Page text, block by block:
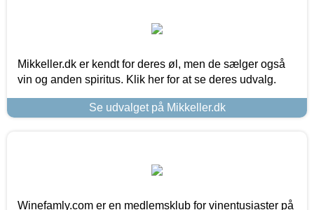
Mikkeller.dk er kendt for deres øl, men de sælger også
vin og anden spiritus. Klik her for at se deres udvalg.
Se udvalget på Mikkeller.dk
Winefamly.com er en medlemsklub for vinentusiaster på